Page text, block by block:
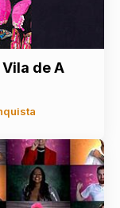
de A